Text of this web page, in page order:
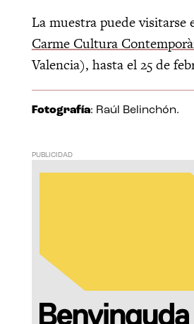
La muestra puede visitarse
Carme Cultura
Valencia), hasta el 25 de
Fotografía: Raúl Belinchón.
PUBLICIDAD